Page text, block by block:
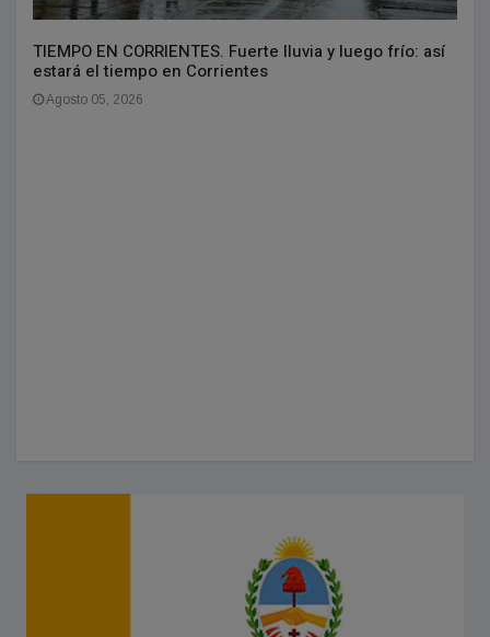
TIEMPO EN CORRIENTES. Fuerte lluvia y luego frío: así
estará el tiempo en Corrientes
Agosto 05, 2026